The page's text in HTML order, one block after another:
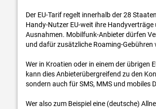
Der EU-Tarif regelt innerhalb der 28
Handy-Nutzer EU-weit ihre
Ausnahmen. Mobilfunk-Anbieter dürfen
und dafür zusätzliche Roaming-Gebühren
Wer in Kroatien oder in einem der übrigen
kann dies Anbieter­übergreifend zu den
sondern auch für SMS, MMS und mobiles
Wer also zum Beispiel eine (deutsche)